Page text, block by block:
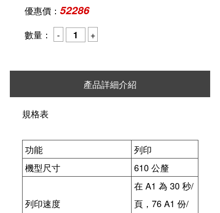
優惠價： 52286
數量：
產品詳細介紹
規格表
功能
列印
機型尺寸
610 公釐
列印速度
在 A1 為 30 秒/
頁，76 A1 份/